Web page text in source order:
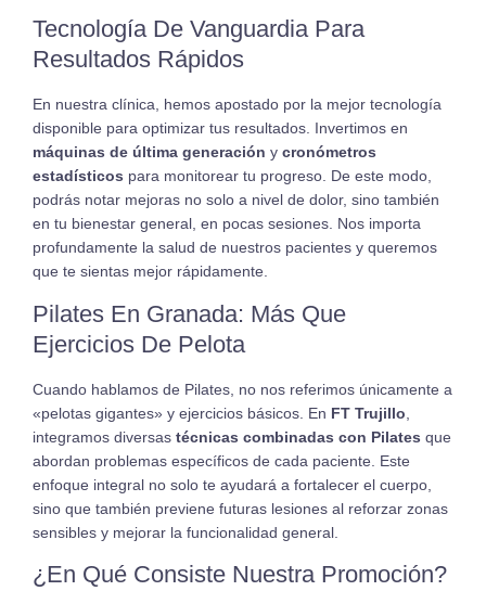
Tecnología De Vanguardia Para
Resultados Rápidos
En nuestra clínica, hemos apostado por la mejor tecnología
disponible para optimizar tus resultados. Invertimos en
máquinas de última generación y cronómetros
estadísticos para monitorear tu progreso. De este modo,
podrás notar mejoras no solo a nivel de dolor, sino también
en tu bienestar general, en pocas sesiones. Nos importa
profundamente la salud de nuestros pacientes y queremos
que te sientas mejor rápidamente.
Pilates En Granada: Más Que
Ejercicios De Pelota
Cuando hablamos de Pilates, no nos referimos únicamente a
«pelotas gigantes» y ejercicios básicos. En FT Trujillo
integramos diversas técnicas combinadas con Pilates que
abordan problemas específicos de cada paciente. Este
enfoque integral no solo te ayudará a fortalecer el cuerpo,
sino que también previene futuras lesiones al reforzar zonas
sensibles y mejorar la funcionalidad general.
¿En Qué Consiste Nuestra Promoción?